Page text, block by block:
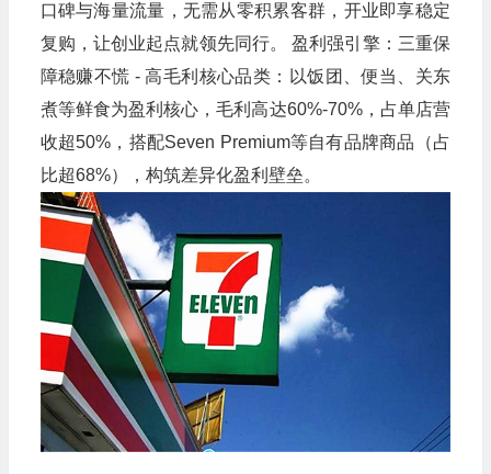
口碑与海量流量，无需从零积累客群，开业即享稳定
复购，让创业起点就领先同行。 盈利强引擎：三重保
障稳赚不慌 - 高毛利核心品类：以饭团、便当、关东
煮等鲜食为盈利核心，毛利高达60%-70%，占单店营
收超50%，搭配Seven Premium等自有品牌商品（占
比超68%），构筑差异化盈利壁垒。